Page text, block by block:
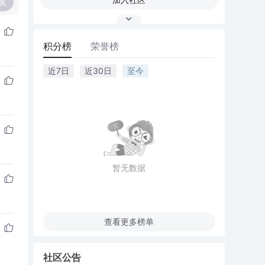
积分榜 荣誉榜
近7日 近30日 至今
暂无数据
查看更多榜单
社区公告